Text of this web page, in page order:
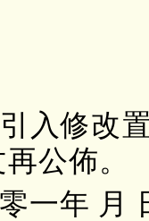
入修改
公佈。
一年 月